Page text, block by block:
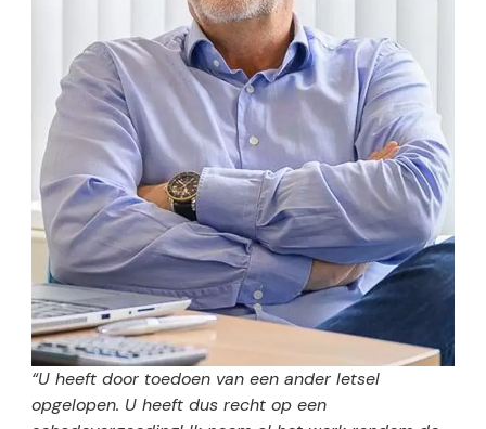
“U heeft door toedoen van een ander letsel
opgelopen. U heeft dus recht op een